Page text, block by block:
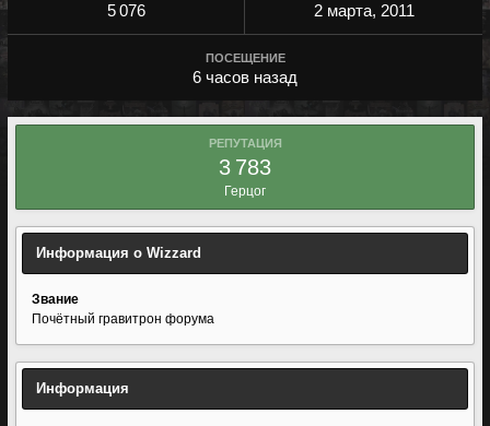
5 076 2 марта, 2011
ПОСЕЩЕНИЕ
6 часов назад
РЕПУТАЦИЯ
3 783
Герцог
Информация о Wizzard
Звание
Почётный гравитрон форума
Информация